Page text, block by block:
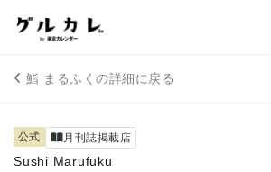
鮨 まるふくの詳細に戻る
公式 月刊誌掲載店
Sushi Marufuku